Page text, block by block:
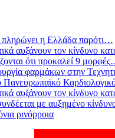
η Ελλάδα παρότι…
αυξάνουν τον κίνδυνο
ότι προκαλεί 9 μορφές
φαρμάκων στην
Πανευρωπαϊκό
αυξάνουν τον κίνδυνο
με αυξημένο
ρινόρροια